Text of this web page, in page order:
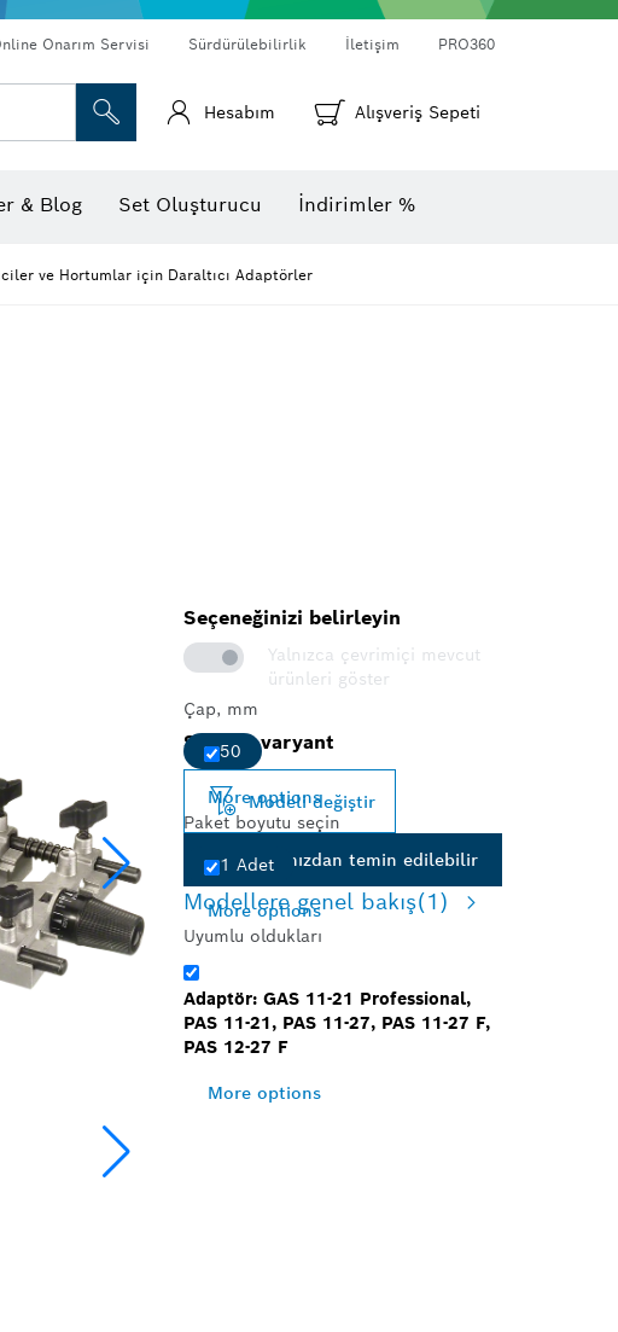
Onarım Servisi Sürdürülebilirlik İletişim PRO360
Hesabım Alışveriş Sepeti
& Blog Set Oluşturucu İndirimler %
ve Hortumlar için Daraltıcı Adaptörler
Seçeneğinizi belirleyin
Yalnızca çevrimiçi mevcut
ürünleri göster
Çap, mm
50
More options
Paket boyutu seçin
1 Adet
More options
Uyumlu oldukları
Adaptör: GAS 11-21 Professional,
PAS 11-21, PAS 11-27, PAS 11-27 F,
PAS 12-27 F
More options
Seçilen varyant
Modeli değiştir
Ortaklarımızdan temin edilebilir
Modellere genel bakış(1)